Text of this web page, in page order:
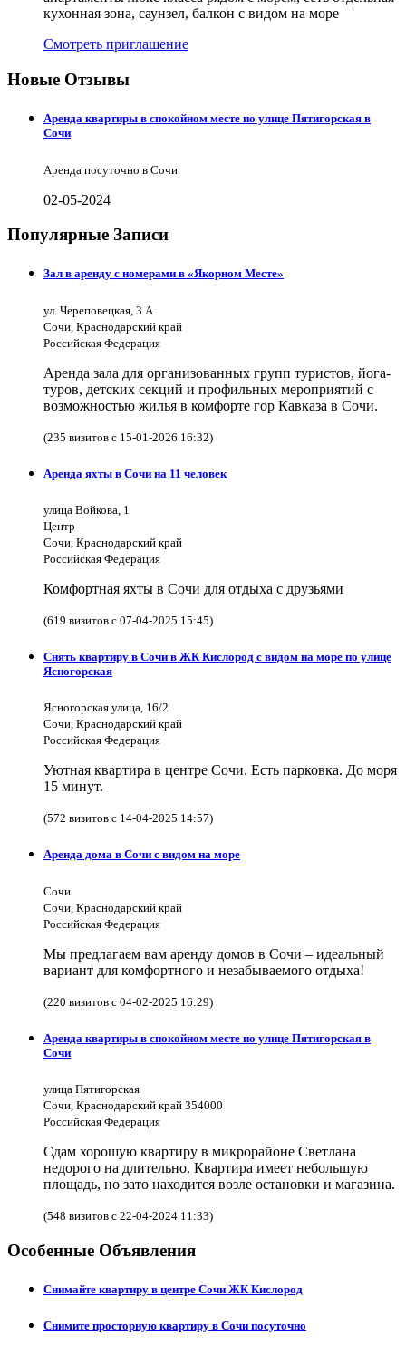
кухонная зона, саунзел, балкон с видом на море
Смотреть приглашение
Новые Отзывы
Аренда квартиры в спокойном месте по улице Пятигорская в
Сочи
Аренда посуточно в Сочи
02-05-2024
Популярные Записи
Зал в аренду с номерами в «Якорном Месте»
ул. Череповецкая, 3 А
Сочи, Краснодарский край
Российская Федерация
Аренда зала для организованных групп туристов, йога-
туров, детских секций и профильных мероприятий с
возможностью жилья в комфорте гор Кавказа в Сочи.
(235 визитов с 15-01-2026 16:32)
Аренда яхты в Сочи на 11 человек
улица Войкова, 1
Центр
Сочи, Краснодарский край
Российская Федерация
Комфортная яхты в Сочи для отдыха с друзьями
(619 визитов с 07-04-2025 15:45)
Снять квартиру в Сочи в ЖК Кислород с видом на море по улице
Ясногорская
Ясногорская улица, 16/2
Сочи, Краснодарский край
Российская Федерация
Уютная квартира в центре Сочи. Есть парковка. До моря
15 минут.
(572 визитов с 14-04-2025 14:57)
Аренда дома в Сочи с видом на море
Сочи
Сочи, Краснодарский край
Российская Федерация
Мы предлагаем вам аренду домов в Сочи – идеальный
вариант для комфортного и незабываемого отдыха!
(220 визитов с 04-02-2025 16:29)
Аренда квартиры в спокойном месте по улице Пятигорская в
Сочи
улица Пятигорская
Сочи, Краснодарский край 354000
Российская Федерация
Сдам хорошую квартиру в микрорайоне Светлана
недорого на длительно. Квартира имеет небольшую
площадь, но зато находится возле остановки и магазина.
(548 визитов с 22-04-2024 11:33)
Особенные Объявления
Снимайте квартиру в центре Сочи ЖК Кислород
Снимите просторную квартиру в Сочи посуточно